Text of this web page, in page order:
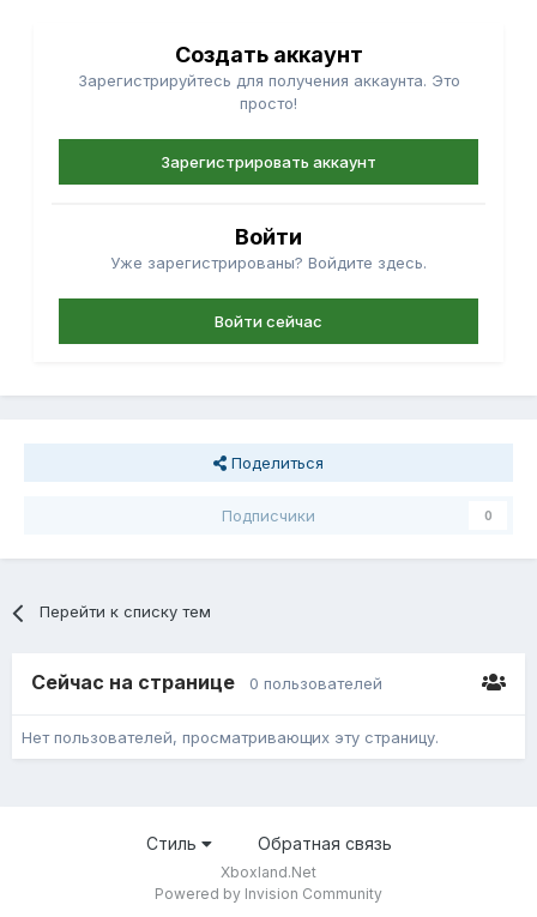
Создать аккаунт
Зарегистрируйтесь для получения аккаунта. Это
просто!
Зарегистрировать аккаунт
Войти
Уже зарегистрированы? Войдите здесь.
Войти сейчас
Поделиться
Подписчики 0
Перейти к списку тем
Сейчас на странице 0 пользователей
Нет пользователей, просматривающих эту страницу.
Стиль Обратная связь
Xboxland.Net
Powered by Invision Community